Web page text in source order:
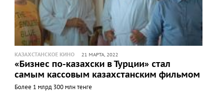
КАЗАХСТАНСКОЕ КИНО 21 МАРТА, 2022
«Бизнес по-казахски в Турции» стал
самым кассовым казахстанским фильмом
Более 1 млрд 300 млн тенге